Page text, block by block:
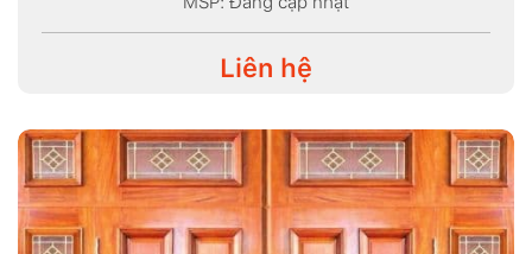
Liên hệ